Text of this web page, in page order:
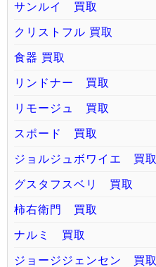
サンルイ 買取
クリストフル 買取
食器 買取
リンドナー 買取
リモージュ 買取
スポード 買取
ジョルジュボワイエ 買取
グスタフスベリ 買取
柿右衛門 買取
ナルミ 買取
ジョージジェンセン 買取